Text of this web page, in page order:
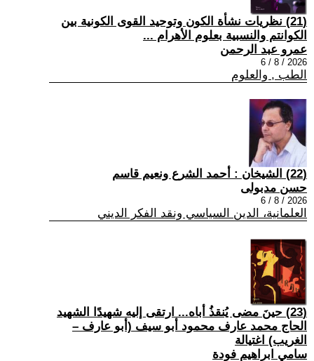
(21) نظريات نشأة الكون وتوحيد القوى الكونية بين
الكوانتم والنسبية بعلوم الأهرام ...
عمرو عبد الرحمن
2026 / 8 / 6
الطب , والعلوم
(22) الشيخان : أحمد الشرع ونعيم قاسم
حسن مدبولى
2026 / 8 / 6
العلمانية، الدين السياسي ونقد الفكر الديني
(23) حينَ مضى يُنقذُ أباه... ارتقى إليه شهيدًا الشهيد
الحاج محمد عارف محمود أبو سيف (أبو عارف –
الغريب) اغتيالة
سامي ابراهيم فودة